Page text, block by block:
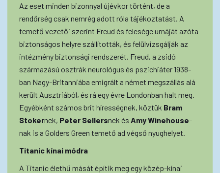
Az eset minden bizonnyal újévkor történt, de a
rendőrség csak nemrég adott róla tájékoztatást. A
temető vezetői szerint Freud és felesége urnáját azóta
biztonságos helyre szállították, és felülvizsgálják az
intézmény biztonsági rendszerét. Freud, a zsidó
származású osztrák neurológus és pszichiáter 1938-
ban Nagy-Britanniába emigrált a német megszállás alá
került Ausztriából, és rá egy évre Londonban halt meg.
Egyébként számos brit hírességnek, köztük Bram
Stokernek, Peter Sellersnek és AmyWinehouse-
nak is a Golders Green temető ad végső nyughelyet.
Titanic kínai módra
A Titanic élethű mását építik meg egy közép-kínai